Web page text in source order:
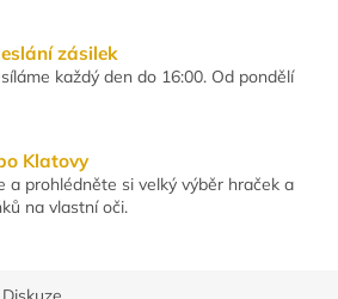
zásilek
každý den do 16:00. Od pondělí
Klatovy
a prohlédněte si velký výběr hraček a
na vlastní oči.